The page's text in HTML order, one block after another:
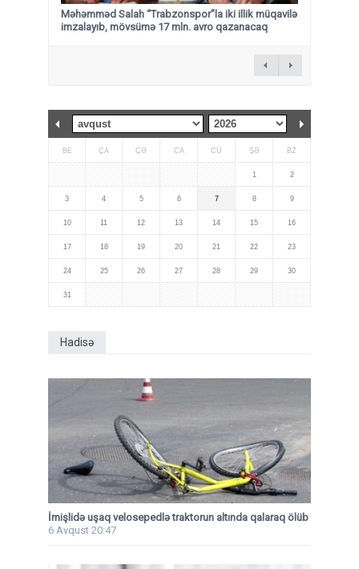
Məhəmməd Salah “Trabzonspor”la iki illik müqavilə
imzalayıb, mövsümə 17 mln. avro qazanacaq
BE ÇA ÇƏ CA CÜ ŞƏ BZ
1 2
3 4 5 6 7 8 9
10 11 12 13 14 15 16
17 18 19 20 21 22 23
24 25 26 27 28 29 30
31
Hadisə
İmişlidə uşaq velosepedlə traktorun altında qalaraq ölüb
6 Avqust 20:47